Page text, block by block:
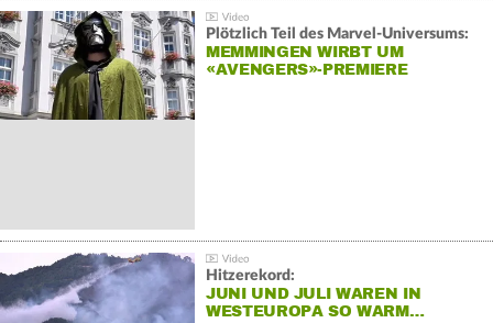
Plötzlich Teil des Marvel-Universums:
MEMMINGEN WIRBT UM
«AVENGERS»-PREMIERE
Hitzerekord:
JUNI UND JULI WAREN IN
WESTEUROPA SO WARM…